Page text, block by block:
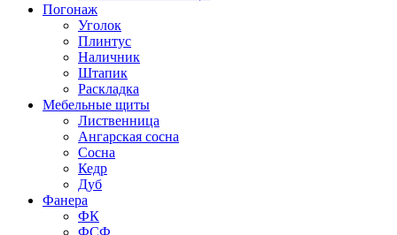
Погонаж
Уголок
Плинтус
Наличник
Штапик
Раскладка
Мебельные щиты
Лиственница
Ангарская сосна
Сосна
Кедр
Дуб
Фанера
ФК